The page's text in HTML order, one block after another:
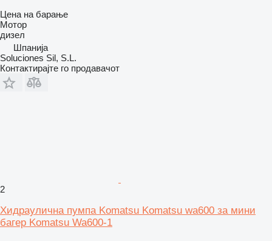
Цена на барање
Мотор
дизел
Шпанија
Soluciones Sil, S.L.
Контактирајте го продавачот
2
Хидраулична пумпа Komatsu Komatsu wa600 за мини
багер Komatsu Wa600-1